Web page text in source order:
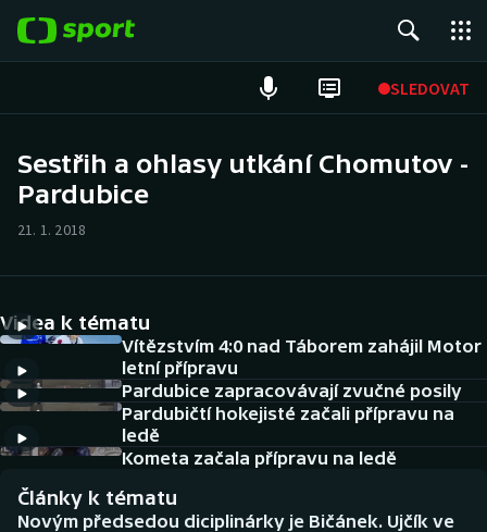
SLEDOVAT
Hokej
Cyklistika
DALŠÍ SPORTY
Americký fotbal
Baseball a softbal
NEPŘEHLÉDNĚTE
Soutěže
Sestřih a ohlasy utkání Chomutov -
Pardubice
21. 1. 2018
Videa k tématu
Vítězstvím 4:0 nad Táborem zahájil Motor
letní přípravu
Pardubice zapracovávají zvučné posily
Pardubičtí hokejisté začali přípravu na
ledě
Kometa začala přípravu na ledě
Články k tématu
Novým předsedou diciplinárky je Bičánek. Ujčík ve